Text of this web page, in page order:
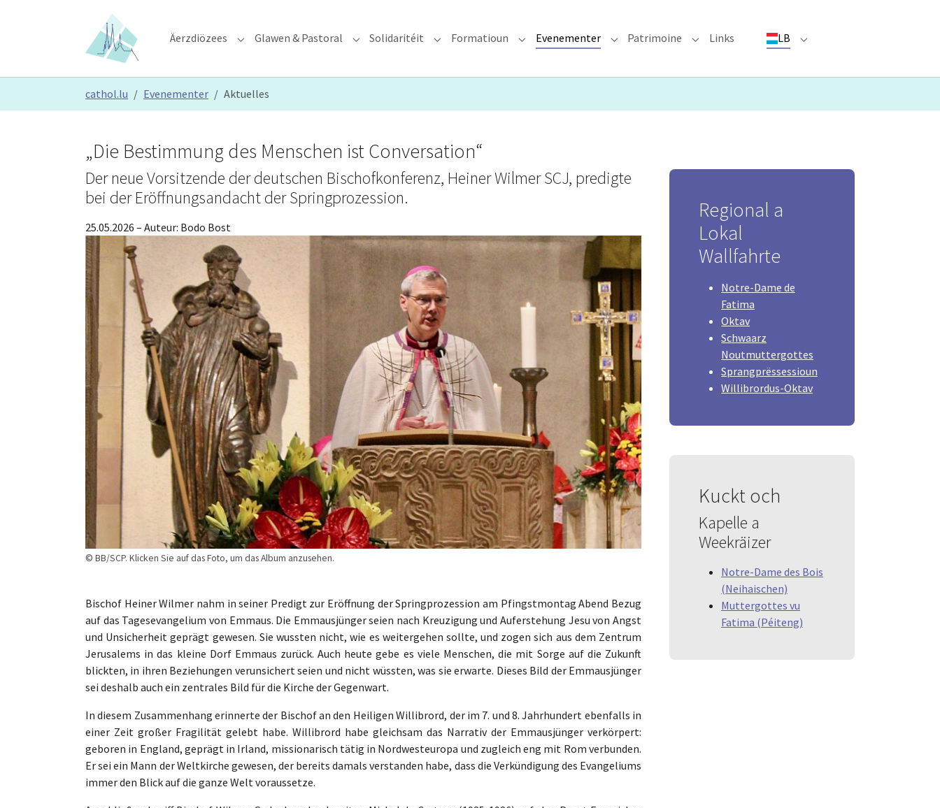
Äerzdiözees Submenu for "Äerzdiözees"
Glawen & Pastoral Submenu for "Glawen & Pastoral"
Solidaritéit Submenu for "Solidaritéit"
Formatioun Submenu for "Formatioun"
Evenementer Submenu for "Evenementer"
Patrimoine Submenu for "Patrimoine"
Links LB Submenu for "LB"
cathol.lu Evenementer Aktuelles
© BB/SCP. Klicken Sie auf das Foto, um das Album anzusehen.
„Die Bestimmung des Menschen ist Conversation“
Der neue Vorsitzende der deutschen Bischofkonferenz, Heiner Wilmer SCJ, predigte
bei der Eröffnungsandacht der Springprozession.
25.05.2026 – Auteur: Bodo Bost
Bischof Heiner Wilmer nahm in seiner Predigt zur Eröffnung der Springprozession am Pfingstmontag Abend Bezug
auf das Tagesevangelium von Emmaus. Die Emmausjünger seien nach Kreuzigung und Auferstehung Jesu von Angst
und Unsicherheit geprägt gewesen. Sie wussten nicht, wie es weitergehen sollte, und zogen sich aus dem Zentrum
Jerusalems in das kleine Dorf Emmaus zurück. Auch heute gebe es viele Menschen, die mit Sorge auf die Zukunft
blickten, in ihren Beziehungen verunsichert seien und nicht wüssten, was sie erwarte. Dieses Bild der Emmausjünger
sei deshalb auch ein zentrales Bild für die Kirche der Gegenwart.
In diesem Zusammenhang erinnerte der Bischof an den Heiligen Willibrord, der im 7. und 8. Jahrhundert ebenfalls in
einer Zeit großer Fragilität gelebt habe. Willibrord habe gleichsam das Narrativ der Emmausjünger verkörpert:
geboren in England, geprägt in Irland, missionarisch tätig in Nordwesteuropa und zugleich eng mit Rom verbunden.
Er sei ein Mann der Weltkirche gewesen, der bereits damals verstanden habe, dass die Verkündigung des Evangeliums
immer den Blick auf die ganze Welt voraussetze.
Regional a
Lokal
Wallfahrte
Notre-Dame de
Fatima
Oktav
Schwaarz
Noutmuttergottes
Sprangprëssessioun
Willibrordus-Oktav
Kuckt och
Kapelle a
Weekräizer
Notre-Dame des Bois
(Neihaischen)
Muttergottes vu
Fatima (Péiteng)